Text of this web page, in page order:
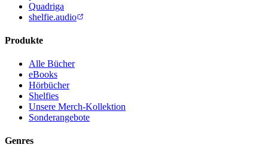
Quadriga
shelfie.audio
Produkte
Alle Bücher
eBooks
Hörbücher
Shelfies
Unsere Merch-Kollektion
Sonderangebote
Genres